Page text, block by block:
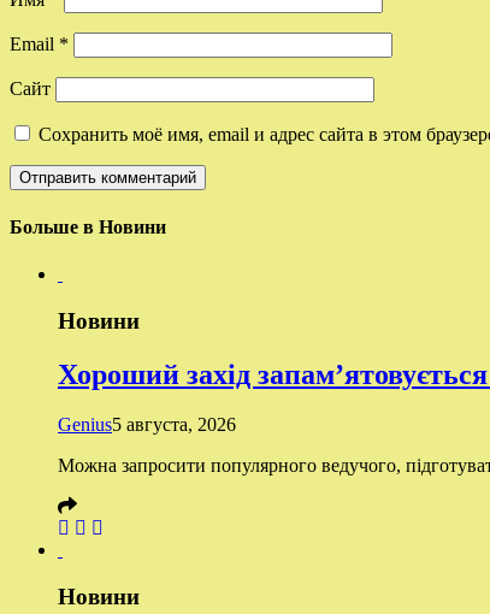
Email *
Сайт
Сохранить моё имя, email и адрес сайта в этом
Больше в Новини
Новини
Хороший захід
Genius5 августа, 2026
Можна запросити популярного ведучого,
Новини